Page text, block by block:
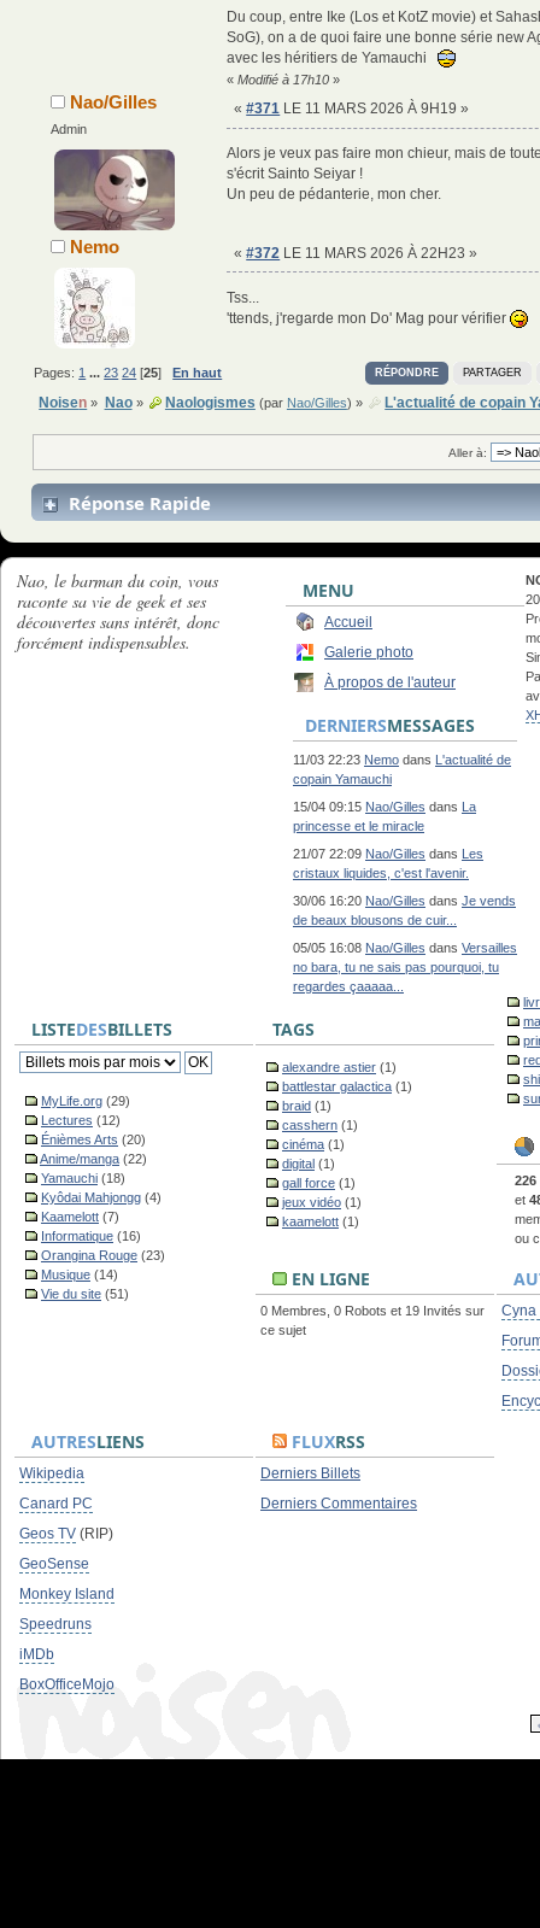
Du coup, entre Ike (Los et KotZ movie) et
SoG), on a de quoi faire une bonne série new
avec les héritiers de Yamauchi
«Modifié à 17h10 »
Nao/Gilles
Admin
«#371 LE 11 MARS 2026 À 9H19 »
Alors je veux pas faire mon chieur, mais de
s'écrit Sainto Seiyar !
Un peu de pédanterie, mon cher.
Nemo «#372 LE 11 MARS 2026 À 22H23 »
Tss...
'ttends, j'regarde mon Do' Mag pour vérifier
RÉPONDRE PARTAGER
Pages: 1 ...23 24 [25]En haut
Noisen » Nao» Naologismes (par Nao/Gilles) » L'actualité de copain
Aller à:
Réponse Rapide
Nao, le barman du coin, vous
raconte sa vie de geek et ses
découvertes sans intérêt, donc
forcément indispensables.
MENU
Accueil
Galerie photo
À propos de l'auteur
DERNIERSMESSAGES
11/03 22:23 Nemo dans L'actualité de
copain Yamauchi
15/04 09:15 Nao/Gilles dans La
princesse et le miracle
21/07 22:09 Nao/Gilles dans Les
cristaux liquides, c'est l'avenir.
30/06 16:20 Nao/Gilles dans Je vends
de beaux blousons de cuir...
05/05 16:08 Nao/Gilles dans Versailles
no bara, tu ne sais pas pourquoi, tu
regardes çaaaaa...
LISTEDESBILLETS
MyLife.org (29)
Lectures (12)
Énièmes Arts (20)
Anime/manga (22)
Yamauchi (18)
Kyôdai Mahjongg (4)
Kaamelott (7)
Informatique (16)
Orangina Rouge (23)
Musique (14)
Vie du site (51)
TAGS
alexandre astier (1)
battlestar galactica (1)
braid (1)
casshern (1)
cinéma (1)
digital (1)
gall force (1)
jeux vidéo (1)
kaamelott (1)
226
et
ou
EN LIGNE
0 Membres, 0 Robots et 19 Invités sur
ce sujet
Cyna
AUTRESLIENS
Wikipedia
Canard PC
Geos TV (RIP)
GeoSense
Monkey Island
Speedruns
iMDb
BoxOfficeMojo
FLUXRSS
Derniers Billets
Derniers Commentaires